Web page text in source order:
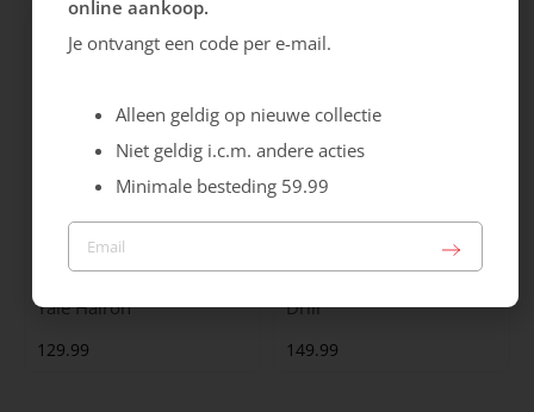
Maruti
Yale Hairon
129.99
Gabor
Drill
149.99
online aankoop.
Je ontvangt een code per e-mail.
Alleen geldig op nieuwe collectie
Niet geldig i.c.m. andere acties
Minimale besteding 59.99